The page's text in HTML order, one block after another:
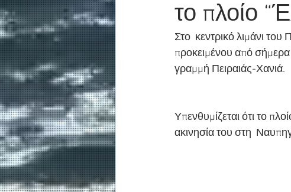
το πλοίο
Στο  κεντρικό λιμάνι
προκειμένου από
γραμμή Πειραιάς-Χανιά.
Υπενθυμίζεται ότι το
ακινησία του στη